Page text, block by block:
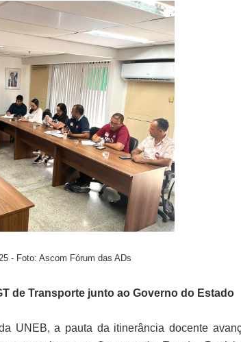
- Foto: Ascom Fórum das ADs
de Transporte junto ao Governo do Estado
UNEB, a pauta da itinerância docente